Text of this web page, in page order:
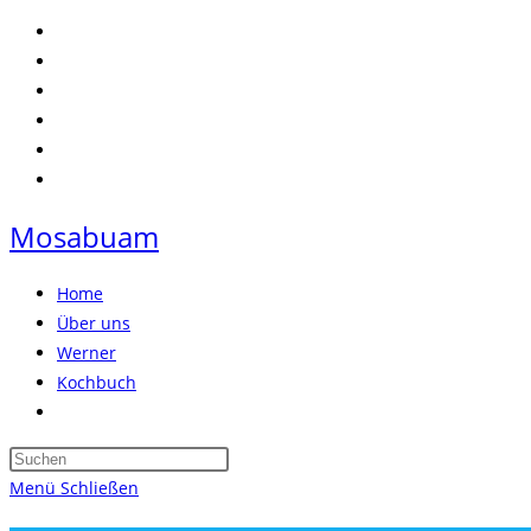
Zum
Inhalt
springen
Mosabuam
Home
Über uns
Werner
Kochbuch
umschalten
Press
Menü Schließen